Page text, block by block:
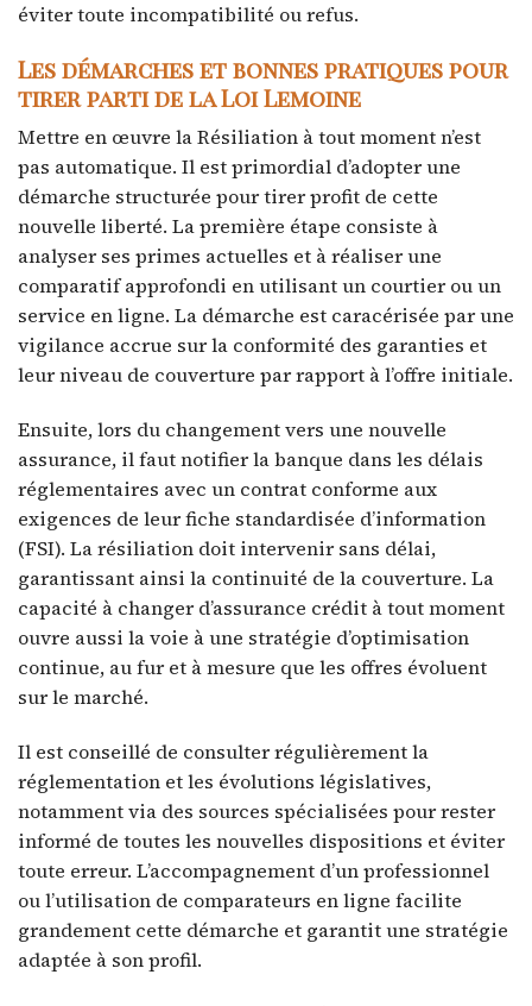
éviter toute incompatibilité ou refus.
Les démarches et bonnes pratiques pour
tirer parti de la Loi Lemoine
Mettre en œuvre la Résiliation à tout moment n’est
pas automatique. Il est primordial d’adopter une
démarche structurée pour tirer profit de cette
nouvelle liberté. La première étape consiste à
analyser ses primes actuelles et à réaliser une
comparatif approfondi en utilisant un courtier ou un
service en ligne. La démarche est caracérisée par une
vigilance accrue sur la conformité des garanties et
leur niveau de couverture par rapport à l’offre initiale.
Ensuite, lors du changement vers une nouvelle
assurance, il faut notifier la banque dans les délais
réglementaires avec un contrat conforme aux
exigences de leur fiche standardisée d’information
(FSI). La résiliation doit intervenir sans délai,
garantissant ainsi la continuité de la couverture. La
capacité à changer d’assurance crédit à tout moment
ouvre aussi la voie à une stratégie d’optimisation
continue, au fur et à mesure que les offres évoluent
sur le marché.
Il est conseillé de consulter régulièrement la
réglementation et les évolutions législatives,
notamment via des sources spécialisées pour rester
informé de toutes les nouvelles dispositions et éviter
toute erreur. L’accompagnement d’un professionnel
ou l’utilisation de comparateurs en ligne facilite
grandement cette démarche et garantit une stratégie
adaptée à son profil.